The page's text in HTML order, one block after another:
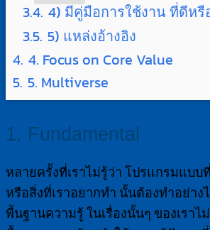
ไม่มีสินค้าในตะกร้า
กลับสู่หน้าร้านค้า
3.4. 4) มีคู่มือการใช้งาน ที่ดีหรื
3.5. 5) แหล่งอ้างอิง
4. 4. Focus on Core Value
5. 5. Multiverse
1. Fundamental
หลายครั้งที่เราไม่รู้ว่า โปรแกรมแบ
หรือสิ่งที่เราอยากทำ นั้นต้องทำอย่าง
พื้นฐานความรู้ ในเรื่องนั้นๆ ของเรา